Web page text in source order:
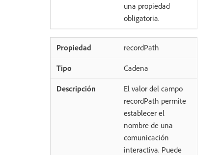
una propiedad
obligatoria.
recordPath
Cadena
El valor del campo
recordPath permite
establecer el
nombre de una
comunicación
interactiva. Puede